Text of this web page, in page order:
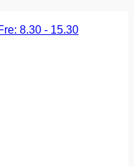
8.30 - 15.30